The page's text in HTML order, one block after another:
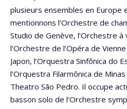
plusieurs ensembles en Europe
mentionnons l’Orchestre de
Studio de Genève, l’Orchestre
l’Orchestre de l’Opéra de
Japon, l’Orquestra Sinfônica do
l’Orquestra Filarmônica de
Theatro São Pedro. Il occupe
basson solo de l’Orchestre